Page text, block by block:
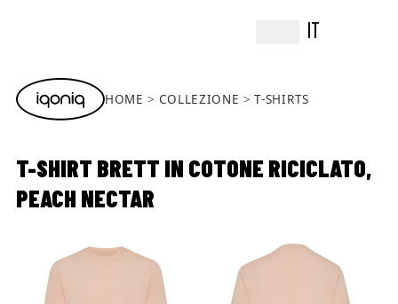
IT
HOME COLLEZIONE T-SHIRTS
T-SHIRT BRETT IN COTONE RICICLATO,
PEACH NECTAR